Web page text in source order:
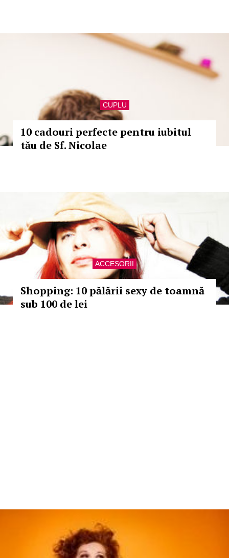
CUPLU
10 cadouri perfecte pentru iubitul
tău de Sf. Nicolae
ACCESORII
Shopping: 10 pălării sexy de toamnă
sub 100 de lei